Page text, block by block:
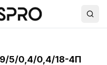
5/0,4/0,4/18-4П